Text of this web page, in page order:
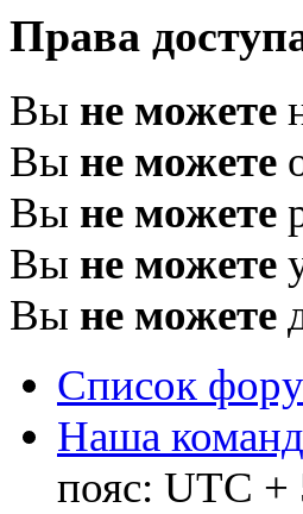
Права
Вы не можете
Вы не можете
Вы не можете
Вы не можете
Вы не можете
Список
Наша
пояс: UTC +